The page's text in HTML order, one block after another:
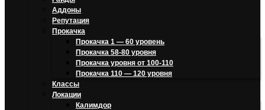
Аддоны
Репутация
Прокачка
Прокачка 1 — 60 уровень
Прокачка 58-80 уровня
Прокачка уровня от 100-110
Прокачка 110 — 120 уровня
Классы
Локации
Калимдор